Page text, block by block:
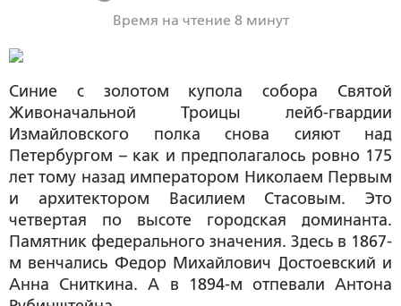
Время на чтение 8 минут
Синие с золотом купола собора Святой
Живоначальной Троицы лейб-гвардии
Измайловского полка снова сияют над
Петербургом – как и предполагалось ровно 175
лет тому назад императором Николаем Первым
и архитектором Василием Стасовым. Это
четвертая по высоте городская доминанта.
Памятник федерального значения. Здесь в 1867-
м венчались Федор Михайлович Достоевский и
Анна Сниткина. А в 1894-м отпевали Антона